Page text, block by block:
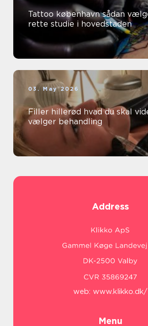
Tattoo københavn sådan vælger du det
rette studie i hovedstaden
03. May 2026
Filler hillerød hvad du skal vide, før du
vælger behandling
Address
web: www.klikko.dk/
Menu